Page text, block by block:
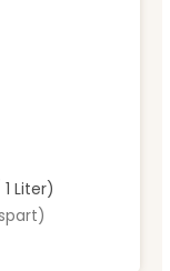
5 Sternen
Liter)